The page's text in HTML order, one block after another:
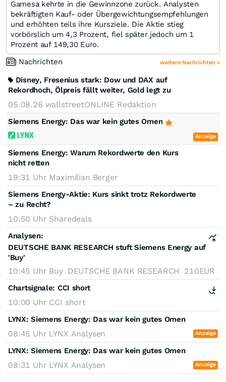
Gamesa kehrte in die Gewinnzone zurück. Analysten
bekräftigten Kauf- oder Übergewichtungsempfehlungen
und erhöhten teils ihre Kursziele. Die Aktie stieg
vorbörslich um 4,3 Prozent, fiel später jedoch um 1
Prozent auf 149,30 Euro.
Nachrichten
weitere Nachrichten »
Disney, Fresenius stark: Dow und DAX auf
Rekordhoch, Ölpreis fällt weiter, Gold legt zu
05.08.26 wallstreetONLINE Redaktion
Siemens Energy: Das war kein gutes Omen
Anzeige
Siemens Energy: Warum Rekordwerte den Kurs
nicht retten
19:31 Uhr Maximilian Berger
Siemens Energy-Aktie: Kurs sinkt trotz Rekordwerte
– zu Recht?
10:50 Uhr Sharedeals
Analysen:
DEUTSCHE BANK RESEARCH stuft Siemens Energy auf
'Buy'
10:45 Uhr Buy DEUTSCHE BANK RESEARCH 210EUR
Chartsignale: CCI short
10:00 Uhr CCI short
LYNX: Siemens Energy: Das war kein gutes Omen
08:45 Uhr LYNX Analysen Anzeige
LYNX: Siemens Energy: Das war kein gutes Omen
08:31 Uhr LYNX Analysen Anzeige